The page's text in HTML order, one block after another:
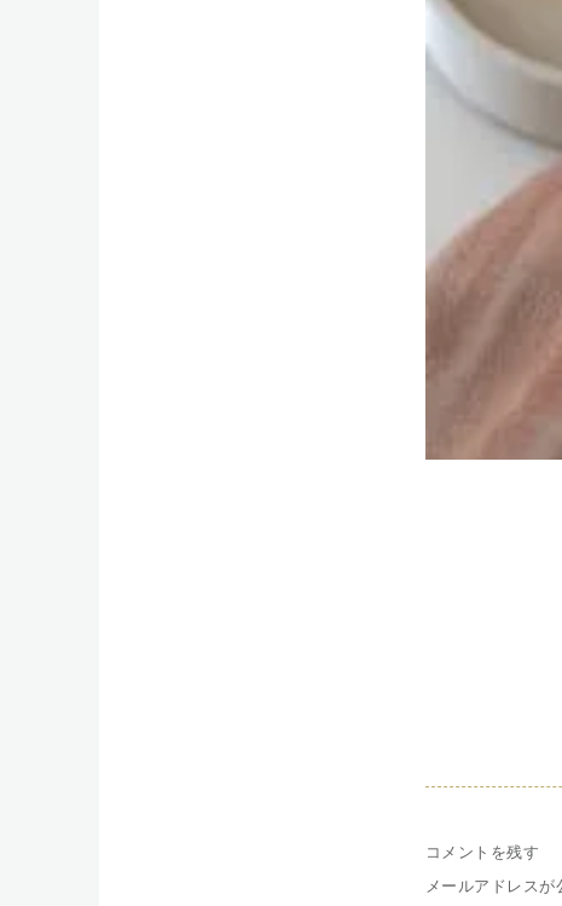
コメントを残す
メールアドレスが